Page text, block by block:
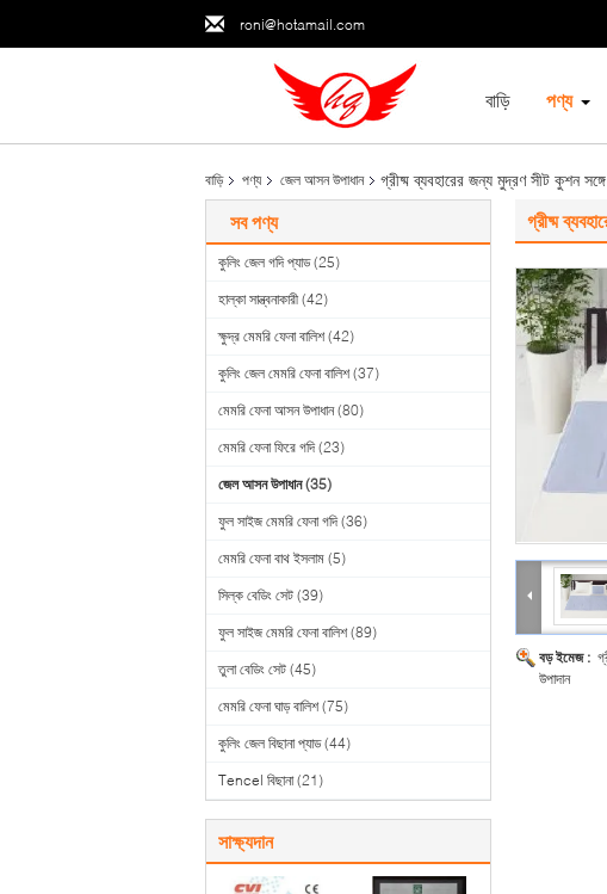
roni@hotamail.com
বাড়ি পণ্য
বাড়ি পণ্য জেল আসন উপাধান গ্রীষ্ম ব্যবহারের জন্য মুদ্রণ সীট কুশন
সব পণ্য
কুলিং জেল গদি প্যাড (25)
হাল্কা সান্ত্বনাকারী (42)
ক্ষুদ্র মেমরি ফেনা বালিশ (42)
কুলিং জেল মেমরি ফেনা বালিশ (37)
মেমরি ফেনা আসন উপাধান (80)
মেমরি ফেনা ফিরে গদি (23)
জেল আসন উপাধান (35)
ফুল সাইজ মেমরি ফেনা গদি (36)
মেমরি ফেনা বাথ ইসলাম (5)
সিল্ক বেডিং সেট (39)
ফুল সাইজ মেমরি ফেনা বালিশ (89)
তুলা বেডিং সেট (45)
মেমরি ফেনা ঘাড় বালিশ (75)
কুলিং জেল বিছানা প্যাড (44)
Tencel বিছানা (21)
সাক্ষ্যদান
গ্রীষ্ম
বড় ইমেজ :
উপাদান